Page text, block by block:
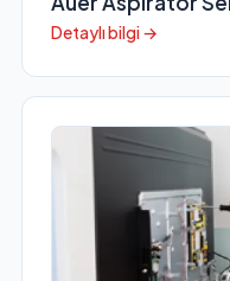
Detaylı bilgi →